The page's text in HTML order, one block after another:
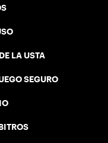
LA USTA
SEGURO